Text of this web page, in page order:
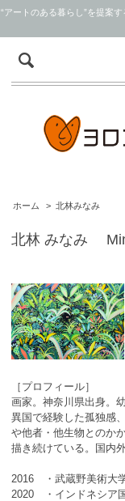
“アートのある暮らし”を提案
ホーム > 北林みなみ
北林 みなみ
［プロフィール］
画家。神奈川県出身。
異国で経験した孤独感
や他者・他生物とのか
描き続けている。国内
2016 ・武蔵野美術大
2020 ・インドネシア